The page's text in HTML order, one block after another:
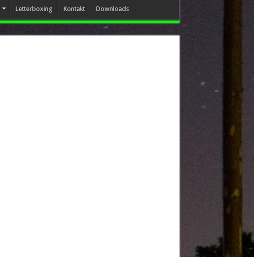
Letterboxing Kontakt Downloads